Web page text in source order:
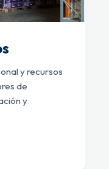
y recursos
de
y